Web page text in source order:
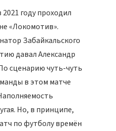
году проходил
«Локомотив».
Забайкальского
давал Александр
сценарию чуть-чуть
в этом матче
Но, в принципе,
по футболу времён